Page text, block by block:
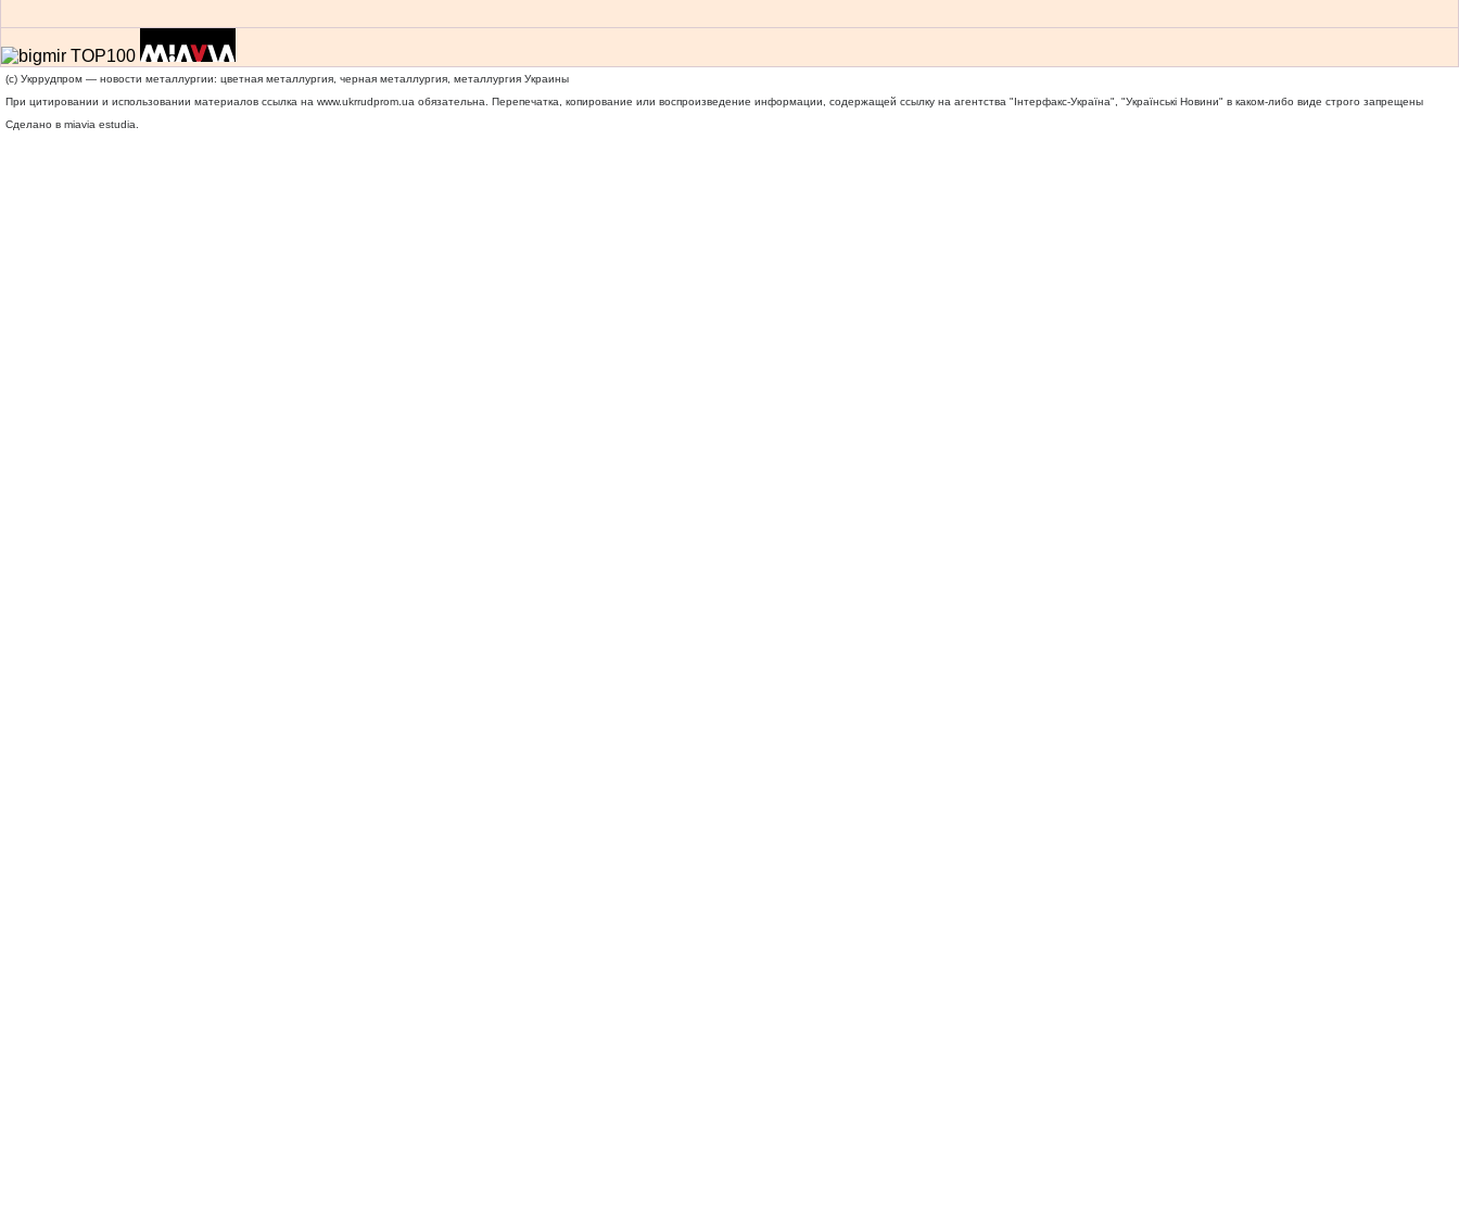
(c) Укррудпром — новости металлургии: цветная металлургия, черная металлургия, металлургия Украины
При цитировании и использовании материалов ссылка на www.ukrrudprom.ua обязательна. Перепечатка, копирование или воспроизведение информации, содержащей ссылку на агентства "Iнтерфакс-Україна", "Українськi Новини" в каком-либо виде строго запрещены
Сделано в miavia estudia.